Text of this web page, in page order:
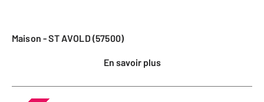
Maison - ST AVOLD (57500)
En savoir plus